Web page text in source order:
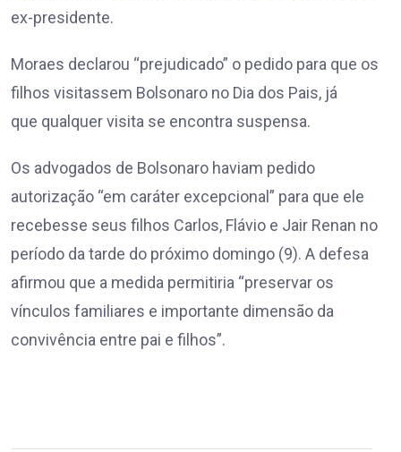
ex-presidente.
Moraes declarou “prejudicado” o pedido para que os
filhos visitassem Bolsonaro no Dia dos Pais, já
que qualquer visita se encontra suspensa.
Os advogados de Bolsonaro haviam pedido
autorização “em caráter excepcional” para que ele
recebesse seus filhos Carlos, Flávio e Jair Renan no
período da tarde do próximo domingo (9). A defesa
afirmou que a medida permitiria “preservar os
vínculos familiares e importante dimensão da
convivência entre pai e filhos”.